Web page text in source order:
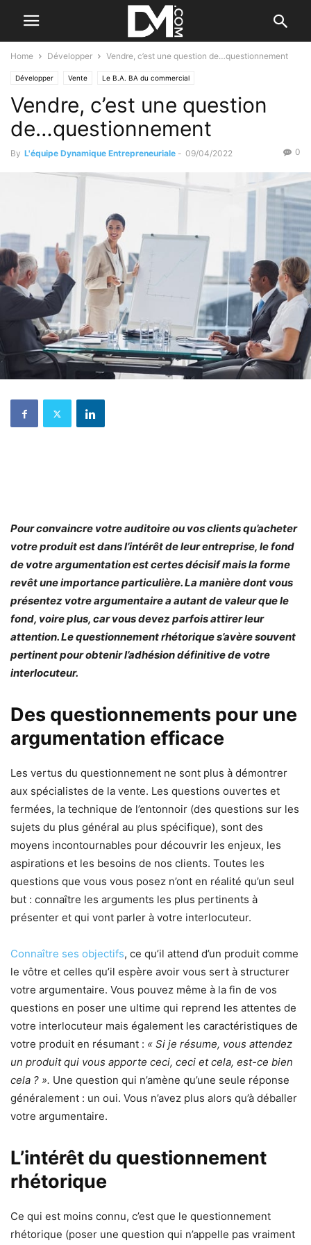
Home Développer Vendre, c’est une question de…questionnement
Développer Vente Le B.A. BA du commercial
Vendre, c’est une question
de…questionnement
By L'équipe Dynamique Entrepreneuriale - 09/04/2022 0
Pour convaincre votre auditoire ou vos clients qu’acheter
votre produit est dans l’intérêt de leur entreprise, le fond
de votre argumentation est certes décisif mais la forme
revêt une importance particulière. La manière dont vous
présentez votre argumentaire a autant de valeur que le
fond, voire plus, car vous devez parfois attirer leur
attention. Le questionnement rhétorique s’avère souvent
pertinent pour obtenir l’adhésion définitive de votre
interlocuteur.
Des questionnements pour une
argumentation efficace
Les vertus du questionnement ne sont plus à démontrer
aux spécialistes de la vente. Les questions ouvertes et
fermées, la technique de l’entonnoir (des questions sur les
sujets du plus général au plus spécifique), sont des
moyens incontournables pour découvrir les enjeux, les
aspirations et les besoins de nos clients. Toutes les
questions que vous vous posez n’ont en réalité qu’un seul
but : connaître les arguments les plus pertinents à
présenter et qui vont parler à votre interlocuteur.
Connaître ses objectifs, ce qu’il attend d’un produit comme
le vôtre et celles qu’il espère avoir vous sert à structurer
votre argumentaire. Vous pouvez même à la fin de vos
questions en poser une ultime qui reprend les attentes de
votre interlocuteur mais également les caractéristiques de
votre produit en résumant : « Si je résume, vous attendez
un produit qui vous apporte ceci, ceci et cela, est-ce bien
cela ? ». Une question qui n’amène qu’une seule réponse
généralement : un oui. Vous n’avez plus alors qu’à déballer
votre argumentaire.
L’intérêt du questionnement
rhétorique
Ce qui est moins connu, c’est que le questionnement
rhétorique (poser une question qui n’appelle pas vraiment